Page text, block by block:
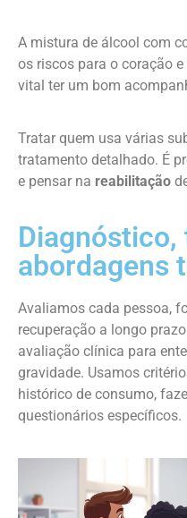
A mistura de álcool com
os riscos para o coração
vital ter um bom
Tratar quem usa várias
tratamento detalhado. É
e pensar na reabilitação
abordagens
Avaliamos cada pessoa,
recuperação a longo
avaliação clínica para
gravidade. Usamos
histórico de consumo,
questionários específicos.